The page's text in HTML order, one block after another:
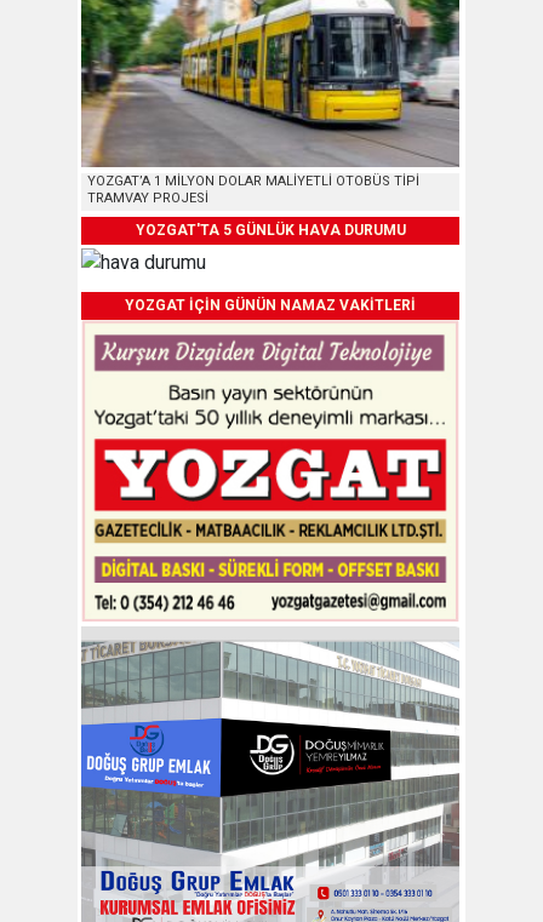
YOZGAT’A 1 MİLYON DOLAR MALİYETLİ OTOBÜS TİPİ
TRAMVAY PROJESİ
YOZGAT'TA 5 GÜNLÜK HAVA DURUMU
YOZGAT İÇİN GÜNÜN NAMAZ VAKİTLERİ